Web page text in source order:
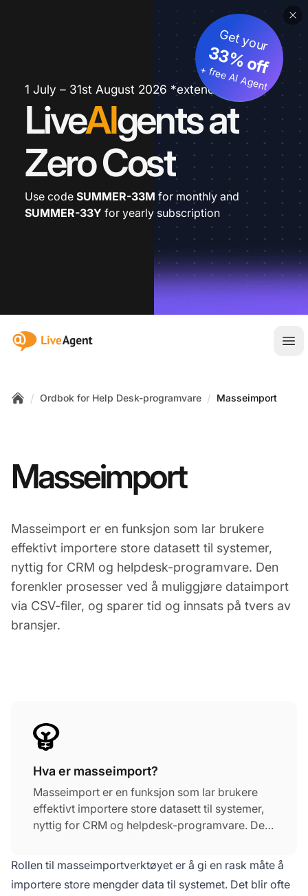
1 July – 31st August 2026 *extended
LiveAIgents at
Zero Cost
Get your
33% off
+ free AI Agent
Use code SUMMER-33M for monthly and
SUMMER-33Y for yearly subscription
:site.title
/ Ordbok for Help Desk-programvare / Masseimport
Masseimport
Masseimport er en funksjon som lar brukere
effektivt importere store datasett til systemer,
nyttig for CRM og helpdesk-programvare. Den
forenkler prosesser ved å muliggjøre dataimport
via CSV-filer, og sparer tid og innsats på tvers av
bransjer.
Hva er masseimport?
Masseimport er en funksjon som lar brukere
effektivt importere store datasett til systemer,
nyttig for CRM og helpdesk-programvare. Den
dataimport via CSV-filer, og sparer tid og
innsats på tvers av bransjer.
Rollen til masseimportverktøyet er å gi en rask måte å
importere store mengder data til systemet. Det blir ofte